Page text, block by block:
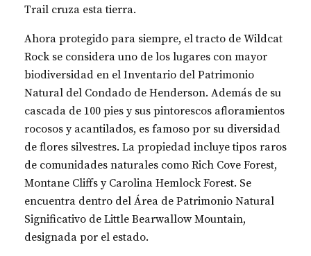
Trail cruza esta tierra.
Ahora protegido para siempre, el tracto de Wildcat
Rock se considera uno de los lugares con mayor
biodiversidad en el Inventario del Patrimonio
Natural del Condado de Henderson. Además de su
cascada de 100 pies y sus pintorescos afloramientos
rocosos y acantilados, es famoso por su diversidad
de flores silvestres. La propiedad incluye tipos raros
de comunidades naturales como Rich Cove Forest,
Montane Cliffs y Carolina Hemlock Forest. Se
encuentra dentro del Área de Patrimonio Natural
Significativo de Little Bearwallow Mountain,
designada por el estado.